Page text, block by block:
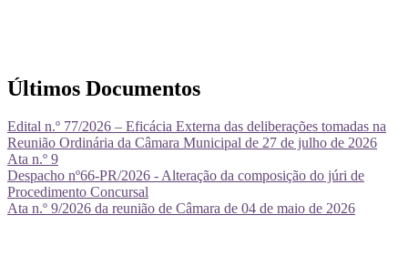
Últimos Documentos
Edital n.º 77/2026 – Eficácia Externa das deliberações tomadas na
Reunião Ordinária da Câmara Municipal de 27 de julho de 2026
Ata n.º 9
Despacho nº66-PR/2026 - Alteração da composição do júri de
Procedimento Concursal
Ata n.º 9/2026 da reunião de Câmara de 04 de maio de 2026